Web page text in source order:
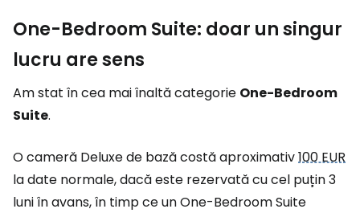
One-Bedroom Suite: doar un singur
lucru are sens
Am stat în cea mai înaltă categorie One-Bedroom
Suite.
O cameră Deluxe de bază costă aproximativ100 EUR
la date normale, dacă este rezervată cu cel puțin 3
luni în avans, în timp ce un One-Bedroom Suite